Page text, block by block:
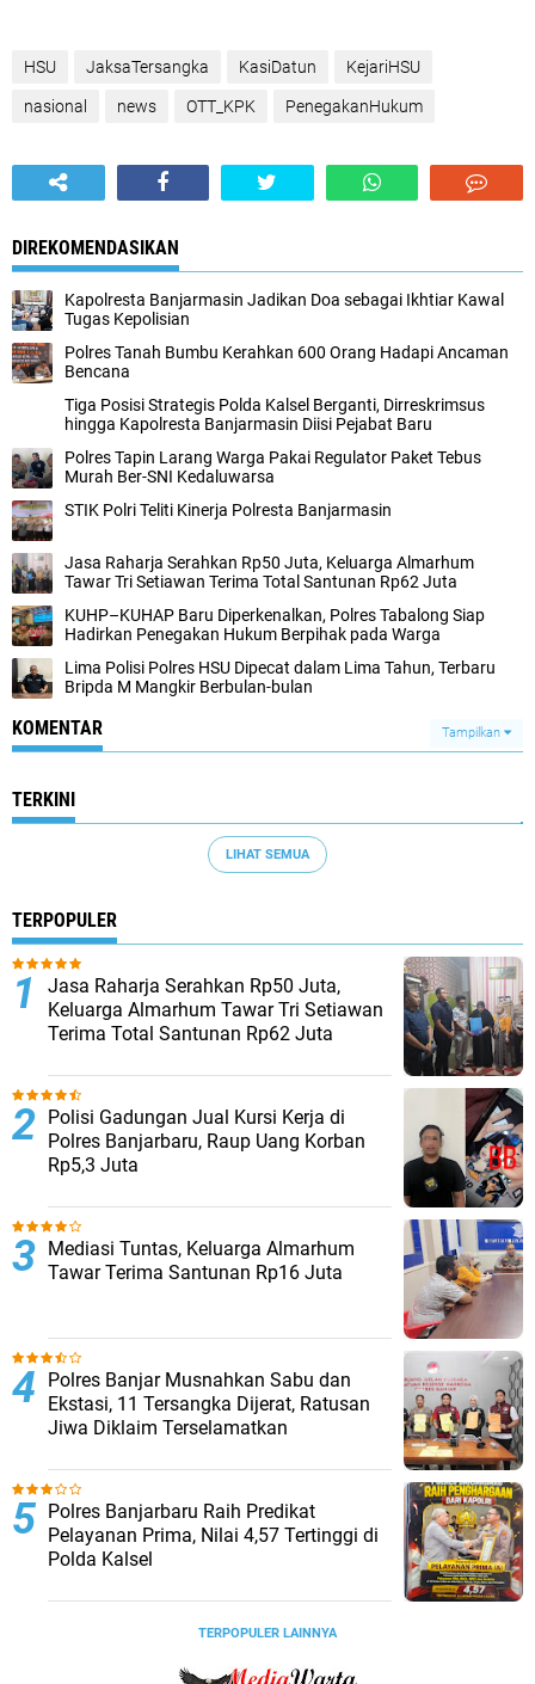
HSU JaksaTersangka KasiDatun KejariHSU
nasional news OTT_KPK PenegakanHukum
DIREKOMENDASIKAN
Kapolresta Banjarmasin Jadikan Doa sebagai Ikhtiar Kawal
Tugas Kepolisian
Polres Tanah Bumbu Kerahkan 600 Orang Hadapi Ancaman
Bencana
Tiga Posisi Strategis Polda Kalsel Berganti, Dirreskrimsus
hingga Kapolresta Banjarmasin Diisi Pejabat Baru
Polres Tapin Larang Warga Pakai Regulator Paket Tebus
Murah Ber-SNI Kedaluwarsa
STIK Polri Teliti Kinerja Polresta Banjarmasin
Jasa Raharja Serahkan Rp50 Juta, Keluarga Almarhum
Tawar Tri Setiawan Terima Total Santunan Rp62 Juta
KUHP–KUHAP Baru Diperkenalkan, Polres Tabalong Siap
Hadirkan Penegakan Hukum Berpihak pada Warga
Lima Polisi Polres HSU Dipecat dalam Lima Tahun, Terbaru
Bripda M Mangkir Berbulan-bulan
KOMENTAR Tampilkan
TERKINI
LIHAT SEMUA
TERPOPULER
Jasa Raharja Serahkan Rp50 Juta,
Keluarga Almarhum Tawar Tri Setiawan
Terima Total Santunan Rp62 Juta
Polisi Gadungan Jual Kursi Kerja di
Polres Banjarbaru, Raup Uang Korban
Rp5,3 Juta
Mediasi Tuntas, Keluarga Almarhum
Tawar Terima Santunan Rp16 Juta
Polres Banjar Musnahkan Sabu dan
Ekstasi, 11 Tersangka Dijerat, Ratusan
Jiwa Diklaim Terselamatkan
Polres Banjarbaru Raih Predikat
Pelayanan Prima, Nilai 4,57 Tertinggi di
Polda Kalsel
TERPOPULER LAINNYA